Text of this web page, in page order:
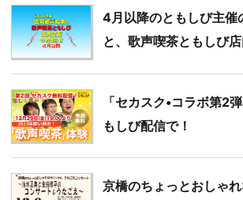
4月以降のともしび主催
と、歌声喫茶ともしび
「セカスク•コラボ第2
もしび配信で！
京橋のちょっとおしゃ